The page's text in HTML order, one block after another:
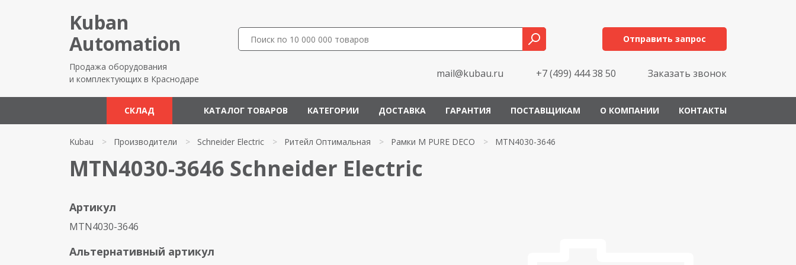
Kuban
Automation
Продажа оборудования
и комплектующих в Краснодаре
Отправить запрос
mail@kubau.ru +7 (499) 444 38 50 Заказать звонок
СКЛАД КАТАЛОГ ТОВАРОВ КАТЕГОРИИ ДОСТАВКА ГАРАНТИЯ ПОСТАВЩИКАМ О КОМПАНИИ КОНТАКТЫ
Kubau > Производители > Schneider Electric > Ритейл Оптимальная > Рамки M PURE DECO > MTN4030-3646
MTN4030-3646 Schneider Electric
Артикул
MTN4030-3646
Альтернативный артикул